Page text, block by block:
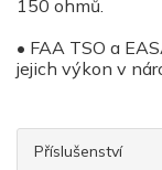
150 ohmů.
• FAA TSO a
jejich výkon v
Příslušenství